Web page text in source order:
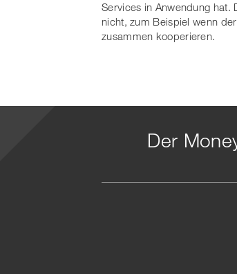
Services in Anwendung hat.
nicht, zum Beispiel wenn
zusammen kooperieren.
Der